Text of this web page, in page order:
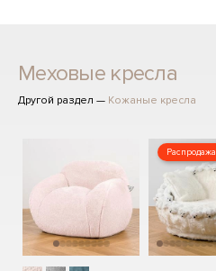
Меховые кресла
Другой раздел — Кожаные кресла
Распродажа